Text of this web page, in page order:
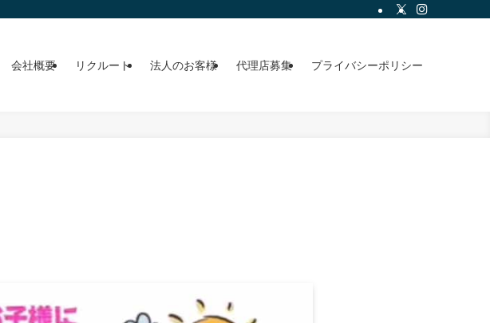
会社概要 リクルート 法人のお客様 代理店募集 プライバシーポリシー